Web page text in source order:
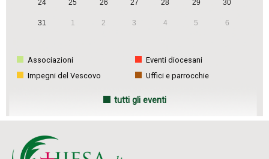
24 25 26 27 28 29 30
31 1 2 3 4 5 6
Associazioni
Eventi diocesani
Impegni del Vescovo
Uffici e parrocchie
tutti gli eventi